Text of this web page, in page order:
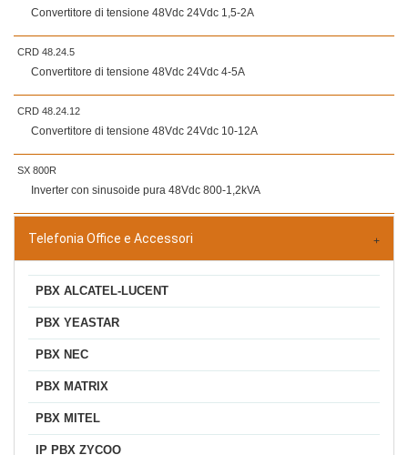
Convertitore di tensione 48Vdc 24Vdc 1,5-2A
CRD 48.24.5
Convertitore di tensione 48Vdc 24Vdc 4-5A
CRD 48.24.12
Convertitore di tensione 48Vdc 24Vdc 10-12A
SX 800R
Inverter con sinusoide pura 48Vdc 800-1,2kVA
Telefonia Office e Accessori
PBX ALCATEL-LUCENT
PBX YEASTAR
PBX NEC
PBX MATRIX
PBX MITEL
IP PBX ZYCOO